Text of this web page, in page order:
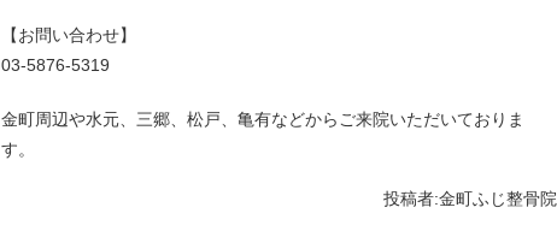
【お問い合わせ】
03-5876-5319
金町周辺や水元、三郷、松戸、亀有などからご来院いただいておりま
す。
投稿者:金町ふじ整骨院